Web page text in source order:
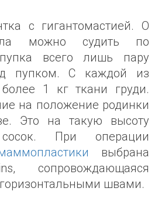
с гигантомастией. О
можно судить по
всего лишь пару
пупком. С каждой из
1 кг ткани груди.
на положение родинки
Это на такую высоту
сосок. При операции
выбрана
сопровождающаяся
швами.